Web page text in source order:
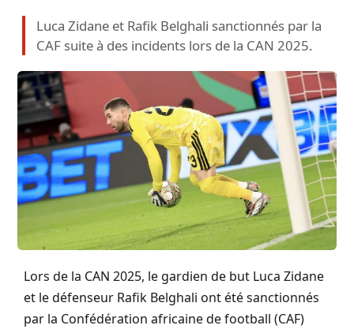
Luca Zidane et Rafik Belghali sanctionnés par la
CAF suite à des incidents lors de la CAN 2025.
Lors de la CAN 2025, le gardien de but Luca Zidane
et le défenseur Rafik Belghali ont été sanctionnés
par la Confédération africaine de football (CAF)